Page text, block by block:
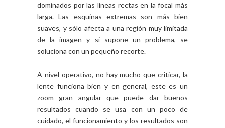
dominados por las líneas rectas en la focal más
larga. Las esquinas extremas son más bien
suaves, y sólo afecta a una región muy limitada
de la imagen y si supone un problema, se
soluciona con un pequeño recorte.
A nivel operativo, no hay mucho que criticar, la
lente funciona bien y en general, este es un
zoom gran angular que puede dar buenos
resultados cuando se usa con un poco de
cuidado, el funcionamiento y los resultados son